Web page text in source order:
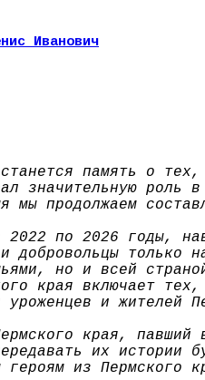
Иванович
память о
значительную роль
мы продолжаем
по 2026 годы,
добровольцы
но и всей
края включает
уроженцев и
края,
их истории
героям из Пермского